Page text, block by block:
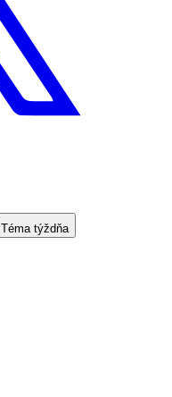
Téma týždňa